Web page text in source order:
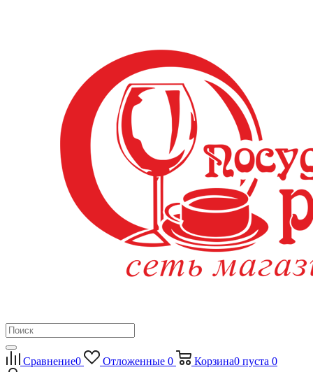
Сравнение0 Отложенные 0 Корзина0 пуста 0